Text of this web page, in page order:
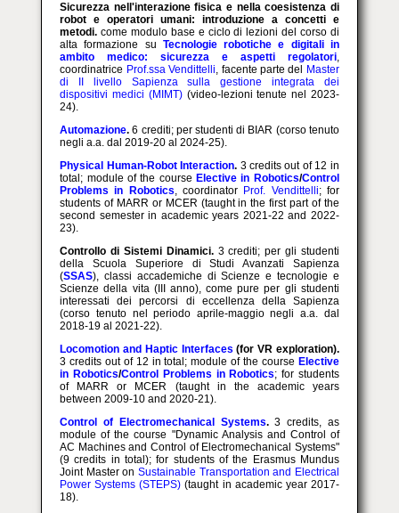
Sicurezza nell'interazione fisica e nella coesistenza di
robot e operatori umani: introduzione a concetti e
metodi. come modulo base e ciclo di lezioni del corso di
alta formazione su Tecnologie robotiche e digitali in
ambito medico: sicurezza e aspetti regolatori,
coordinatrice Prof.ssa Vendittelli, facente parte del
Master
di II livello Sapienza sulla gestione integrata dei
dispositivi medici (MIMT)(video-lezioni tenute nel 2023-
24).
Automazione. 6 crediti; per studenti di BIAR (corso tenuto
negli a.a. dal 2019-20 al 2024-25).
Physical Human-Robot Interaction. 3 credits out of 12 in
total; module of the course Elective in Robotics/Control
Problems in Robotics, coordinator Prof. Vendittelli; for
students of MARR or MCER (taught in the first part of the
second semester in academic years 2021-22 and 2022-
23).
Controllo di Sistemi Dinamici. 3 crediti; per gli studenti
della Scuola Superiore di Studi Avanzati Sapienza
(SSAS), classi accademiche di Scienze e tecnologie e
Scienze della vita (III anno), come pure per gli studenti
interessati dei percorsi di eccellenza della Sapienza
(corso tenuto nel periodo aprile-maggio negli a.a. dal
2018-19 al 2021-22).
Locomotion and Haptic Interfaces (for VR exploration).
3 credits out of 12 in total; module of the course Elective
in Robotics/Control Problems in Robotics; for students
of MARR or MCER (taught in the academic years
between 2009-10 and 2020-21).
Control of Electromechanical Systems.3 credits, as
module of the course "Dynamic Analysis and Control of
AC Machines and Control of Electromechanical Systems"
(9 credits in total); for students of the Erasmus Mundus
Joint Master on Sustainable Transportation and Electrical
Power Systems (STEPS) (taught in academic year 2017-
18).